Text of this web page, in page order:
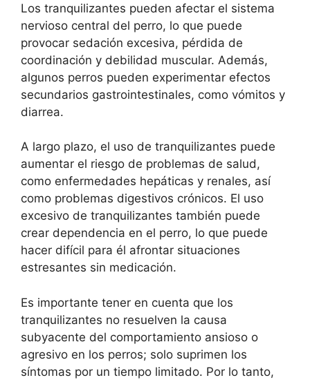
Los tranquilizantes pueden afectar el sistema
nervioso central del perro, lo que puede
provocar sedación excesiva, pérdida de
coordinación y debilidad muscular. Además,
algunos perros pueden experimentar efectos
secundarios gastrointestinales, como vómitos y
diarrea.
A largo plazo, el uso de tranquilizantes puede
aumentar el riesgo de problemas de salud,
como enfermedades hepáticas y renales, así
como problemas digestivos crónicos. El uso
excesivo de tranquilizantes también puede
crear dependencia en el perro, lo que puede
hacer difícil para él afrontar situaciones
estresantes sin medicación.
Es importante tener en cuenta que los
tranquilizantes no resuelven la causa
subyacente del comportamiento ansioso o
agresivo en los perros; solo suprimen los
síntomas por un tiempo limitado. Por lo tanto,